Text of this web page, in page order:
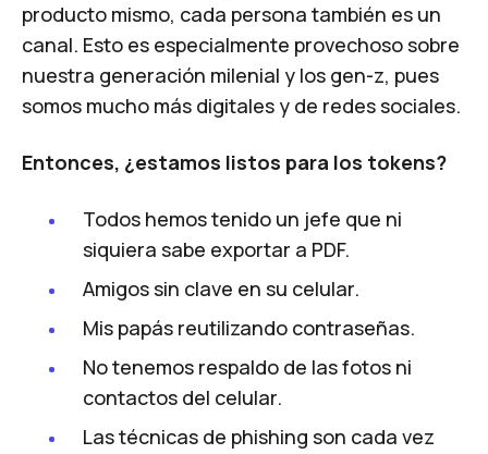
producto mismo, cada persona también es un
canal. Esto es especialmente provechoso sobre
nuestra generación milenial y los gen-z, pues
somos mucho más digitales y de redes sociales.
Entonces, ¿estamos listos para los tokens?
Todos hemos tenido un jefe que ni
siquiera sabe exportar a PDF.
Amigos sin clave en su celular.
Mis papás reutilizando contraseñas.
No tenemos respaldo de las fotos ni
contactos del celular.
Las técnicas de phishing son cada vez